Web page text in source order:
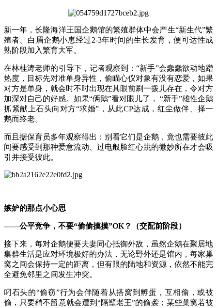
新一年，长隆海洋王国企鹅馆的繁殖群体中会产生“新生代”繁
殖者。 白眉企鹅小崽经过2-3年时间的生长发育，便可达性成
熟阶段加入繁育大军。
在林桂涛老师的引导下，记者观察到：“新手”会蠢蠢欲动地蹭
热度 ， 目标先对准单身异性 ， 偷瞄心仪对象有没有恋爱 ， 如果
对方是单身 ， 就会时不时出现在其眼前刷一拨儿存在 ， 令对方
加深对自己的好感。 如果“俩鹅”看对眼儿了， “新手”雄性企鹅
抓紧献上石头向对方“求婚”，从此CP达成 ， 红尘做伴、 择一
鹅而终老。
而且据保育员多年观察得出 ： 别看它们是企鹅，竟也需要彼此
间要感受到那种爱意流动、过电般脸红心跳的微妙所在才会吸
引并接受彼此。
嫉妒的那点小心思
——公平竞争，不要“偷偷摸摸”OK ？（交配前阶段）
接下来，每对企鹅便要夫妻同心抵御外敌，虽然企鹅在聚居地
集群生活是应对环境极好的办法 ，无论野外还是馆内，每家巢
窝之间会保持一定的距离，但有限的陆地和资源，依然不能完
全避免邻里之间发生冲突。
叼石头的“偷窃”行为会伴随着从搭窝到孵蛋，互相偷，或被
偷， 只要稍不留意就会遭到 “隔壁老王”的偷袭；某些巢窝若被